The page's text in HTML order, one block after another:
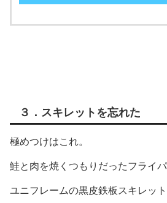
３．スキレットを忘れた
極めつけはこれ。
鮭と肉を焼くつもりだったフライ
ユニフレームの黒皮鉄板スキレット